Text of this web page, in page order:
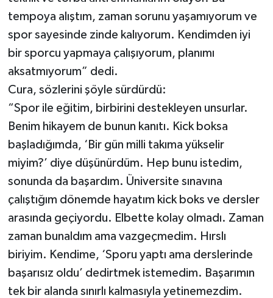
tempoya alıştım, zaman sorunu yaşamıyorum ve
spor sayesinde zinde kalıyorum. Kendimden iyi
bir sporcu yapmaya çalışıyorum, planımı
aksatmıyorum” dedi.
Cura, sözlerini şöyle sürdürdü:
“Spor ile eğitim, birbirini destekleyen unsurlar.
Benim hikayem de bunun kanıtı. Kick boksa
başladığımda, ‘Bir gün milli takıma yükselir
miyim?’ diye düşünürdüm. Hep bunu istedim,
sonunda da başardım. Üniversite sınavına
çalıştığım dönemde hayatım kick boks ve dersler
arasında geçiyordu. Elbette kolay olmadı. Zaman
zaman bunaldım ama vazgeçmedim. Hırslı
biriyim. Kendime, ‘Sporu yaptı ama derslerinde
başarısız oldu’ dedirtmek istemedim. Başarımın
tek bir alanda sınırlı kalmasıyla yetinemezdim.